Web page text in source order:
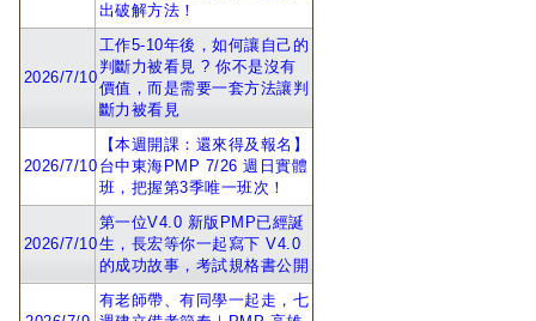
出破解方法！
2026/7/10
工作5-10年後，如何讓自己的
判斷力被看見 ? 你不是沒有
價值，而是需要一套方法讓判
斷力被看見
2026/7/10
【本週開課：還來得及報名】
台中東海PMP 7/26 週日實體
班，把握第3季唯一班次！
2026/7/10
第一位V4.0 新版PMP已經誕
生，長宏等你一起寫下 V4.0
的成功故事，考試規格書公開
有老師帶、有同學一起走，七